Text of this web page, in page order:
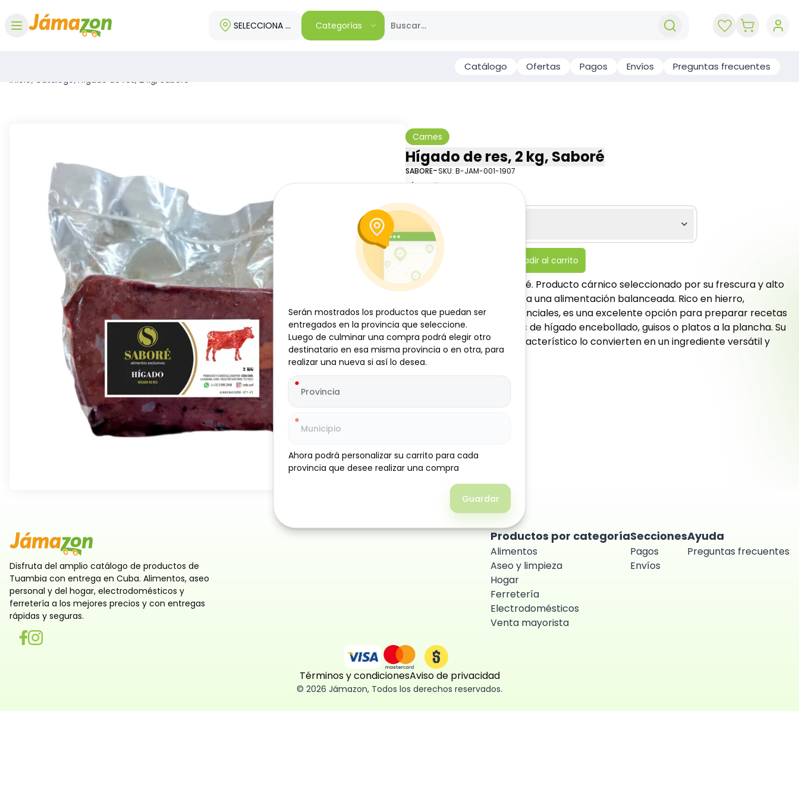
SELECCIONA TU REGIÓNCategorías
Catálogo Ofertas Pagos Envíos Preguntas frecuentes
Inicio/ Catálogo/ Hígado de res, 2 kg, Saboré
Carnes
Hígado de res, 2 kg, Saboré
SABORE-SKU: B-JAM-001-1907
$ 13
Especificaciones
Añadir al carrito
Hígado de res, 2 kg, Saboré. Producto cárnico seleccionado por su frescura y alto
valor nutricional, ideal para una alimentación balanceada. Rico en hierro,
proteínas y vitaminas esenciales, es una excelente opción para preparar recetas
tradicionales como bistec de hígado encebollado, guisos o platos a la plancha. Su
textura suave y sabor característico lo convierten en un ingrediente versátil y
rendidor para el hogar.
Disfruta del amplio catálogo de productos de
Tuambia con entrega en Cuba. Alimentos, aseo
personal y del hogar, electrodomésticos y
ferretería a los mejores precios y con entregas
rápidas y seguras.
Productos por categoría
Alimentos
Aseo y limpieza
Hogar
Ferretería
Electrodomésticos
Venta mayorista
Secciones
Pagos
Envíos
Ayuda
Preguntas frecuentes
Términos y condicionesAviso de privacidad
© 2026 Jámazon, Todos los derechos reservados.
Serán mostrados los productos que puedan ser
entregados en la provincia que seleccione.
Luego de culminar una compra podrá elegir otro
destinatario en esa misma provincia o en otra, para
realizar una nueva si así lo desea.
Ahora podrá personalizar su carrito para cada
provincia que desee realizar una compra
Guardar
Serán mostrados los productos que puedan ser
entregados en la provincia que seleccione.
Luego de culminar una compra podrá elegir otro
destinatario en esa misma provincia o en otra, para
realizar una nueva si así lo desea.
Ahora podrá personalizar su carrito para cada
provincia que desee realizar una compra
Guardar